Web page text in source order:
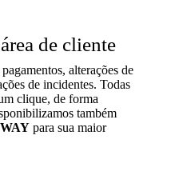
de cliente
alterações de
de incidentes. Todas
clique, de forma
também
para sua maior